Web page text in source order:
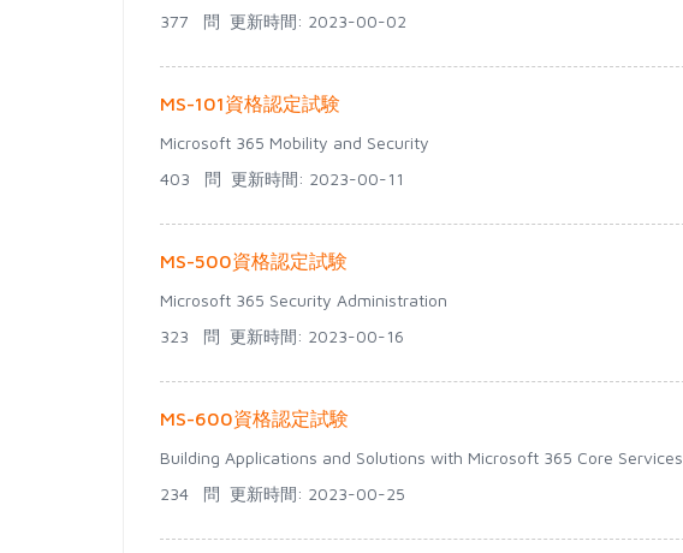
377 問 更新時間: 2023-00-02
MS-101資格認定試験
Microsoft 365 Mobility and Security
403 問 更新時間: 2023-00-11
MS-500資格認定試験
Microsoft 365 Security Administration
323 問 更新時間: 2023-00-16
MS-600資格認定試験
Building Applications and Solutions with Microsoft 365 Core Services
234 問 更新時間: 2023-00-25